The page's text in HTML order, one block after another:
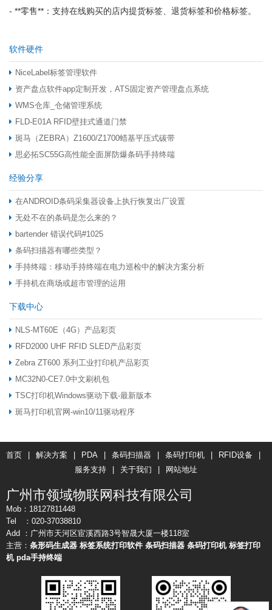
- **零售**：支持在线购买的店内提货标签、退货标签和价格标签。
软件硬件
NiceLabel标签管理软件
资产盘点软件app定制开发，ATS固定资产管理盘点系统
WMS仓库_仓储管理系统
FLD-E01A RFID壁挂式通道门禁
斑马（ZEBRA）Z1600/Z1700蜡基平压式碳带
思必拓SC55G高性能全面屏防爆条码手持终端
经验分享
在ANDROID条码采集器设备上执行恢复出厂设置
无处不在的条码是怎么来的？
bartender 错误代码#1025
条码扫描器有哪些类型？
手持终端：移动手持终端在电力巡检中的解决方案分析
手持机在商场或超市管理的运用
下载中心
NLS-MT60E（4G）产品彩页
RFD2000 UHF RFID SLED产品彩页
Zebra ZT600 系列工业打印机产品彩页
MC32N0-CE7.0中文刷机包
TSC打印机Windows驱动下载-最新版本
斑马打印机官网-win10/11驱动程序
首页 解决方案 PDA 条码扫描器 条码打印机 RFID设备
服务支持
关于我们 网站地址
广州市领域物联网科技有限公司
Mob：18127811448
Tel ：020-37038810
Add ：广州市天河区宦溪西路3号智晟大厦一楼118室
主营： 条形码生成器 标签系统打印软件 条码扫描器 条码打印机 标签打印
机 pda手持终端